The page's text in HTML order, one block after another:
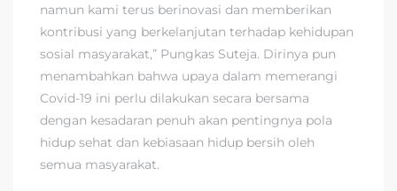
namun kami terus berinovasi dan memberikan
kontribusi yang berkelanjutan terhadap kehidupan
sosial masyarakat,” Pungkas Suteja. Dirinya pun
menambahkan bahwa upaya dalam memerangi
Covid-19 ini perlu dilakukan secara bersama
dengan kesadaran penuh akan pentingnya pola
hidup sehat dan kebiasaan hidup bersih oleh
semua masyarakat.